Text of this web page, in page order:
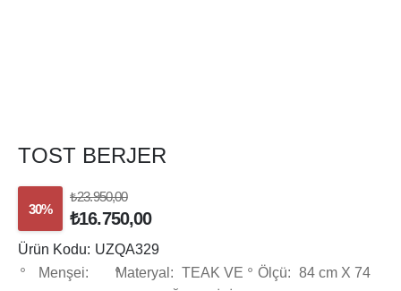
TOST BERJER
30%
₺23.950,00
₺16.750,00
Ürün Kodu: UZQA329
Menşei:
Materyal: TEAK VE
Ölçü:
84 cm X 74